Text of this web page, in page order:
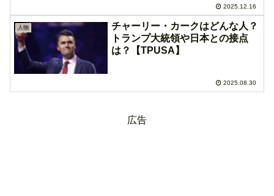
2025.12.16
人物
チャーリー・カークはどんな人？
トランプ大統領や日本との接点
は？【TPUSA】
2025.08.30
広告